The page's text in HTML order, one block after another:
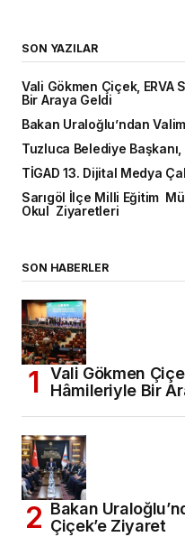
SON YAZILAR
Vali Gökmen Çiçek, ERVA Spor Kulüplerinin Hâmileriyle
Bir Araya Geldi
Bakan Uraloğlu’ndan
Tuzluca Belediye Başkanı,
TİGAD 13. Dijital Medya
Sarıgöl İlçe Milli Eğitim
Okul Ziyaretleri
SON HABERLER
Vali Gökmen Çiçek, ERVA Spor Kulüplerinin
Hâmileriyle Bir
Bakan
Çiçek’e Ziyaret